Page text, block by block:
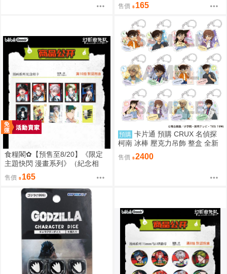
題快閃／宍喰野虎落／是岸遊人
／觀崎薰／多聞康太郎／壹宮昊
售價 165
食糧閣✿【預售至8/20】《限定
主題快閃 漫畫系列》（紀念相
卡）惡靈剋星／幻影敢死隊／主
題快閃／宍喰野虎落／是岸遊人
／觀崎薰／多聞康太郎／壹宮昊
售價 165
預購 卡片通 預購 CRUX 名偵探
柯南 冰棒 壓克力吊飾 整盒 全新
未拆
售價 2400